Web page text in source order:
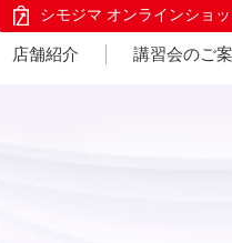
シモジマ オンラインショ
店舗紹介 講習会のご